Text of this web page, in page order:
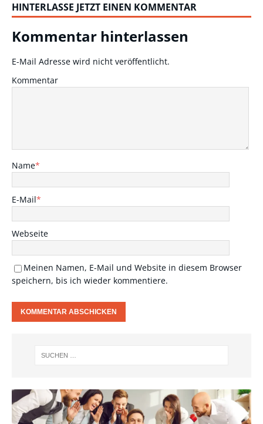
HINTERLASSE JETZT EINEN KOMMENTAR
Kommentar hinterlassen
E-Mail Adresse wird nicht veröffentlicht.
Kommentar
Name*
E-Mail*
Webseite
Meinen Namen, E-Mail und Website in diesem Browser
speichern, bis ich wieder kommentiere.